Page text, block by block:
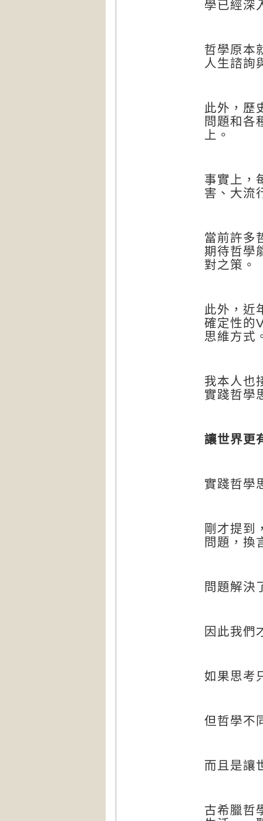
學已經深
哲學原本
人生諮詢
此外，歷
問題和各
上。
事實上，
害、大流
當前許多
期待哲學
對之策。
此外，近
確定性的
思維方式
我本人也
實踐哲學
讓世界更
實踐哲學
剛才提到
問題，換
問題解決
因此我們
如果思考
但哲學不
而且是讓
古希臘哲